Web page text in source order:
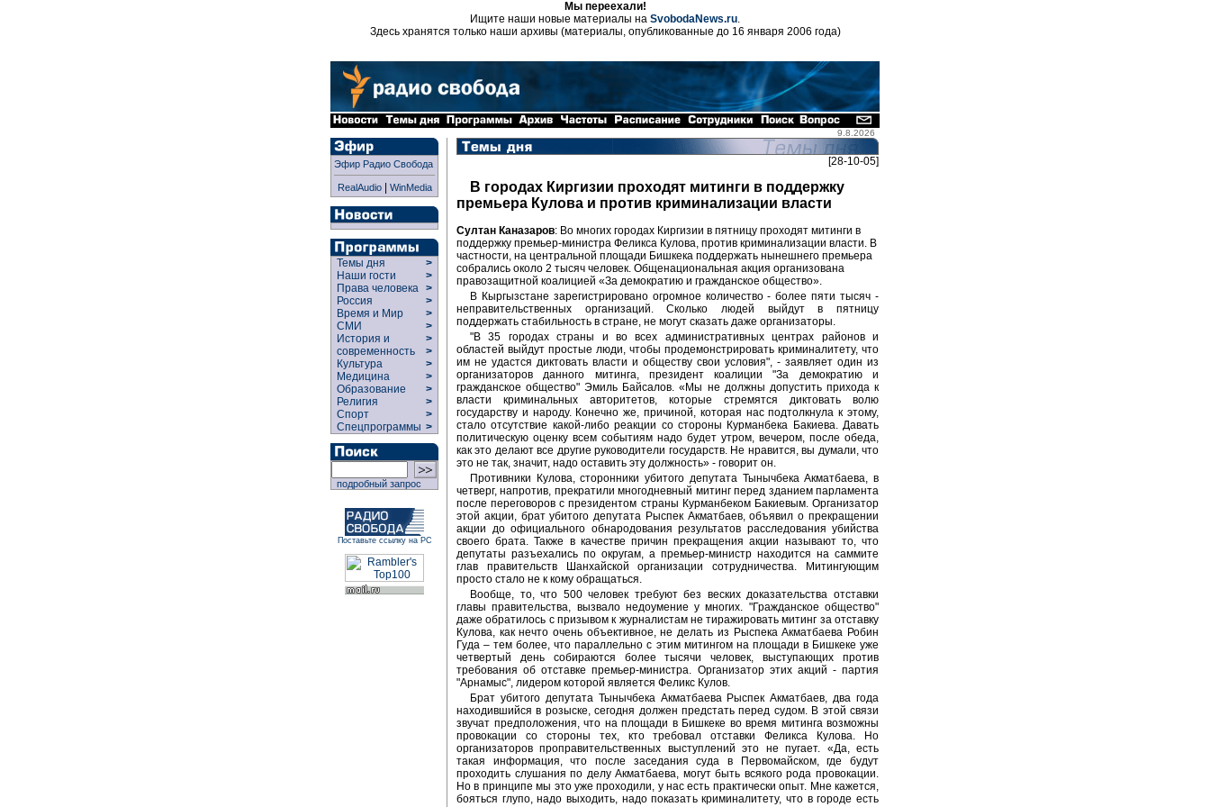
Мы переехали!
Ищите наши новые материалы на SvobodaNews.ru.
Здесь хранятся только наши архивы (материалы, опубликованные до 16 января 2006 года)
9.8.2026
Эфир Радио Свобода
RealAudio| WinMedia
Темы дня
>
Наши гости
>
Права человека >
Россия
>
Время и Мир
>
СМИ
>
История и
современность
>
>
Культура
>
Медицина
>
Образование
>
Религия
>
Спорт
>
Спецпрограммы >
подробный запрос
Поставьте ссылку на РС
[28-10-05]
В городах Киргизии проходят митинги в поддержку
премьера Кулова и против криминализации власти
Султан Каназаров: Во многих городах Киргизии в пятницу проходят митинги в
поддержку премьер-министра Феликса Кулова, против криминализации власти. В
частности, на центральной площади Бишкека поддержать нынешнего премьера
собрались около 2 тысяч человек. Общенациональная акция организована
правозащитной коалицией «За демократию и гражданское общество».
В Кыргызстане зарегистрировано огромное количество - более пяти тысяч -
неправительственных организаций. Сколько людей выйдут в пятницу
поддержать стабильность в стране, не могут сказать даже организаторы.
"В 35 городах страны и во всех административных центрах районов и
областей выйдут простые люди, чтобы продемонстрировать криминалитету, что
им не удастся диктовать власти и обществу свои условия", - заявляет один из
организаторов данного митинга, президент коалиции "За демократию и
гражданское общество" Эмиль Байсалов. «Мы не должны допустить прихода к
власти криминальных авторитетов, которые стремятся диктовать волю
государству и народу. Конечно же, причиной, которая нас подтолкнула к этому,
стало отсутствие какой-либо реакции со стороны Курманбека Бакиева. Давать
политическую оценку всем событиям надо будет утром, вечером, после обеда,
как это делают все другие руководители государств. Не нравится, вы думали, что
это не так, значит, надо оставить эту должность» - говорит он.
Противники Кулова, сторонники убитого депутата Тынычбека Акматбаева, в
четверг, напротив, прекратили многодневный митинг перед зданием парламента
после переговоров с президентом страны Курманбеком Бакиевым. Организатор
этой акции, брат убитого депутата Рыспек Акматбаев, объявил о прекращении
акции до официального обнародования результатов расследования убийства
своего брата. Также в качестве причин прекращения акции называют то, что
депутаты разъехались по округам, а премьер-министр находится на саммите
глав правительств Шанхайской организации сотрудничества. Митингующим
просто стало не к кому обращаться.
Вообще, то, что 500 человек требуют без веских доказательства отставки
главы правительства, вызвало недоумение у многих. "Гражданское общество"
даже обратилось с призывом к журналистам не тиражировать митинг за отставку
Кулова, как нечто очень объективное, не делать из Рыспека Акматбаева Робин
Гуда – тем более, что параллельно с этим митингом на площади в Бишкеке уже
четвертый день собираются более тысячи человек, выступающих против
требования об отставке премьер-министра. Организатор этих акций - партия
"Арнамыс", лидером которой является Феликс Кулов.
Брат убитого депутата Тынычбека Акматбаева Рыспек Акматбаев, два года
находившийся в розыске, сегодня должен предстать перед судом. В этой связи
звучат предположения, что на площади в Бишкеке во время митинга возможны
провокации со стороны тех, кто требовал отставки Феликса Кулова. Но
организаторов проправительственных выступлений это не пугает. «Да, есть
такая информация, что после заседания суда в Первомайском, где будут
проходить слушания по делу Акматбаева, могут быть всякого рода провокации.
Но в принципе мы это уже проходили, у нас есть практически опыт. Мне кажется,
бояться глупо, надо выходить, надо показать криминалитету, что в городе есть